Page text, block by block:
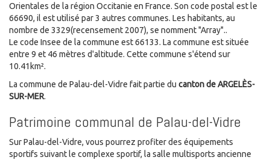
Orientales de la région Occitanie en France. Son code postal est le
66690, il est utilisé par 3 autres communes. Les habitants, au
nombre de 3329(recensement 2007), se nomment "Array"..
Le code Insee de la commune est 66133. La commune est située
entre 9 et 46 mètres d'altitude. Cette commune s'étend sur
10.41km².
La commune de Palau-del-Vidre fait partie du canton de ARGELÈS-
SUR-MER.
Patrimoine communal de Palau-del-Vidre
Sur Palau-del-Vidre, vous pourrez profiter des équipements
sportifs suivant le complexe sportif, la salle multisports ancienne